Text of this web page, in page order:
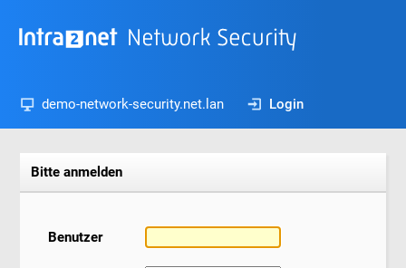
demo-network-security.net.lan Login
Bitte anmelden
Benutzer